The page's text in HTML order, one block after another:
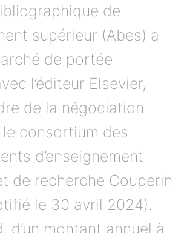
de
supérieur (Abes) a
de portée
l’éditeur Elsevier,
de la négociation
consortium des
d’enseignement
de recherche Couperin
le 30 avril 2024).
d’un montant annuel à